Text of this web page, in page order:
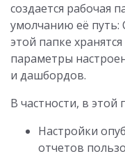
создается рабочая
умолчанию её путь:
этой папке
параметры
и дашбордов.
В частности, в этой
Настройки
отчетов